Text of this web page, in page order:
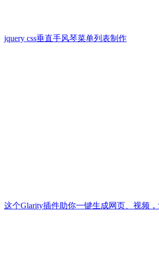
jquery css垂直手风琴菜单列表制作
这个Glarity插件助你一键生成网页、视频